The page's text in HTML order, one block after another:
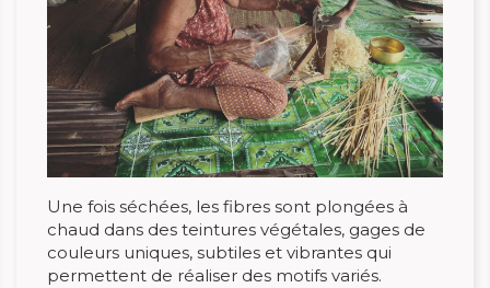
Une fois séchées, les fibres sont plongées à
chaud dans des teintures végétales, gages de
couleurs uniques, subtiles et vibrantes qui
permettent de réaliser des motifs variés.